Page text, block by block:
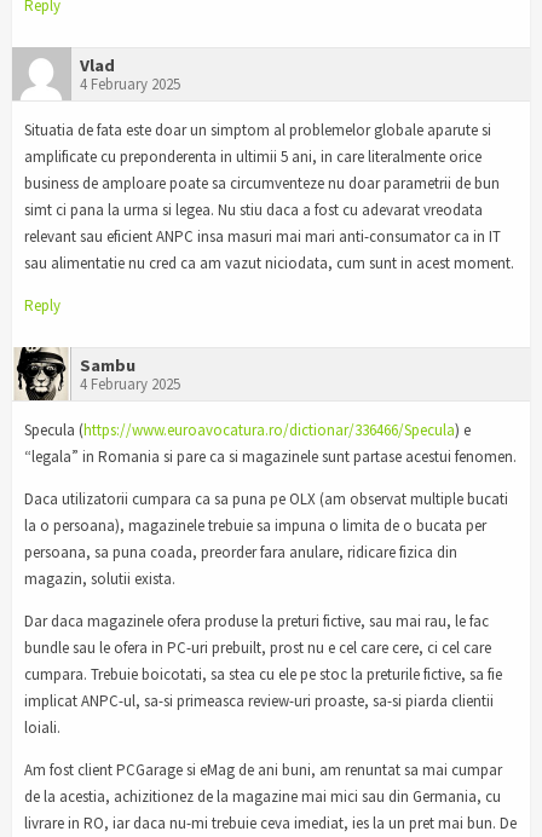
Reply
Vlad
4 February 2025
Situatia de fata este doar un simptom al problemelor globale aparute si
amplificate cu preponderenta in ultimii 5 ani, in care literalmente orice
business de amploare poate sa circumventeze nu doar parametrii de bun
simt ci pana la urma si legea. Nu stiu daca a fost cu adevarat vreodata
relevant sau eficient ANPC insa masuri mai mari anti-consumator ca in IT
sau alimentatie nu cred ca am vazut niciodata, cum sunt in acest moment.
Reply
Sambu
4 February 2025
Specula (https://www.euroavocatura.ro/dictionar/336466/Specula) e
“legala” in Romania si pare ca si magazinele sunt partase acestui fenomen.
Daca utilizatorii cumpara ca sa puna pe OLX (am observat multiple bucati
la o persoana), magazinele trebuie sa impuna o limita de o bucata per
persoana, sa puna coada, preorder fara anulare, ridicare fizica din
magazin, solutii exista.
Dar daca magazinele ofera produse la preturi fictive, sau mai rau, le fac
bundle sau le ofera in PC-uri prebuilt, prost nu e cel care cere, ci cel care
cumpara. Trebuie boicotati, sa stea cu ele pe stoc la preturile fictive, sa fie
implicat ANPC-ul, sa-si primeasca review-uri proaste, sa-si piarda clientii
loiali.
Am fost client PCGarage si eMag de ani buni, am renuntat sa mai cumpar
de la acestia, achizitionez de la magazine mai mici sau din Germania, cu
livrare in RO, iar daca nu-mi trebuie ceva imediat, ies la un pret mai bun. De